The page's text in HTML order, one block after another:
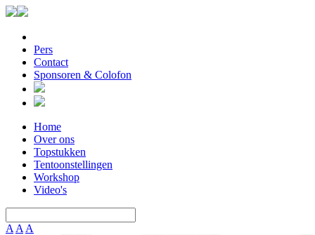
Pers
Contact
Sponsoren & Colofon
Home
Over ons
Topstukken
Tentoonstellingen
Workshop
Video's
A A A